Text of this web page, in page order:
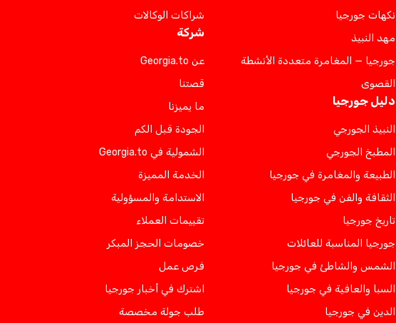
نكهات جورجيا
مهد النبيذ
جورجيا — المغامرة متعددة الأنشطة
القصوى
دليل جورجيا
النبيذ الجورجي
المطبخ الجورجي
الطبيعة والمغامرة في جورجيا
الثقافة والفن في جورجيا
تاريخ جورجيا
جورجيا المناسبة للعائلات
الشمس والشاطئ في جورجيا
السبا والعافية في جورجيا
الدين في جورجيا
شراكات الوكالات
شركة
عن Georgia.to
قصتنا
ما يميزنا
الجودة قبل الكم
الشمولية في Georgia.to
الخدمة المميزة
الاستدامة والمسؤولية
تقييمات العملاء
خصومات الحجز المبكر
فرص عمل
اشترك في أخبار جورجيا
طلب جولة مخصصة